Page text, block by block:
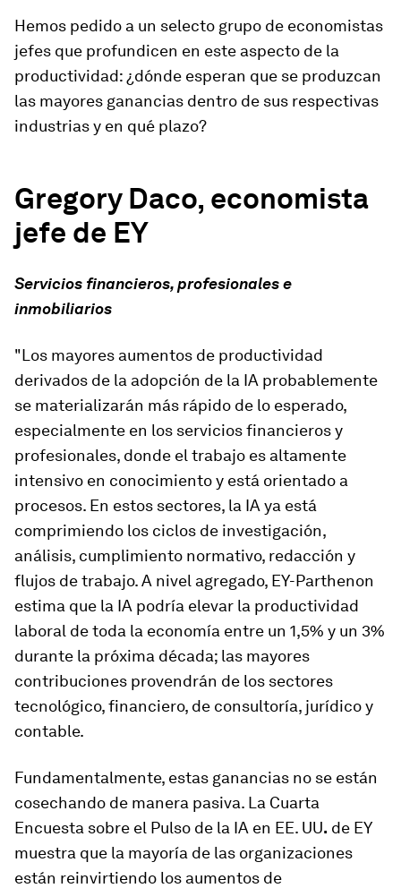
Hemos pedido a un selecto grupo de economistas
jefes que profundicen en este aspecto de la
productividad: ¿dónde esperan que se produzcan
las mayores ganancias dentro de sus respectivas
industrias y en qué plazo?
Gregory Daco, economista
jefe de EY
Servicios financieros, profesionales e
inmobiliarios
"Los mayores aumentos de productividad
derivados de la adopción de la IA probablemente
se materializarán más rápido de lo esperado,
especialmente en los servicios financieros y
profesionales, donde el trabajo es altamente
intensivo en conocimiento y está orientado a
procesos. En estos sectores, la IA ya está
comprimiendo los ciclos de investigación,
análisis, cumplimiento normativo, redacción y
flujos de trabajo. A nivel agregado, EY-Parthenon
estima que la IA podría elevar la productividad
laboral de toda la economía entre un 1,5% y un 3%
durante la próxima década; las mayores
contribuciones provendrán de los sectores
tecnológico, financiero, de consultoría, jurídico y
contable.
Fundamentalmente, estas ganancias no se están
cosechando de manera pasiva. La Cuarta
Encuesta sobre el Pulso de la IA en EE. UU. de EY
muestra que la mayoría de las organizaciones
están reinvirtiendo los aumentos de